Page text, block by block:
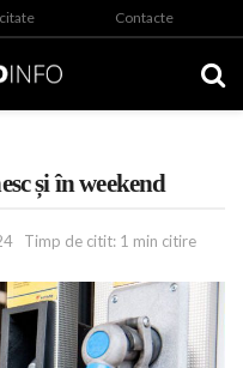
Contacte
și în weekend
Timp de citit: 1 min citire